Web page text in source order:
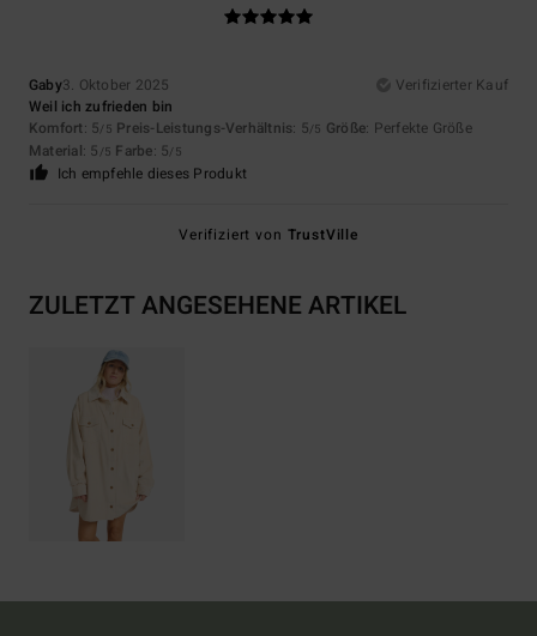
Gaby3. Oktober 2025
Verifizierter Kauf
Weil ich zufrieden bin
Komfort: 5/5 Preis-Leistungs-Verhältnis: 5/5 Größe: Perfekte Größe
Material: 5 /5 Farbe: 5/5
Ich empfehle dieses Produkt
Verifiziert von TrustVille
ZULETZT ANGESEHENE ARTIKEL